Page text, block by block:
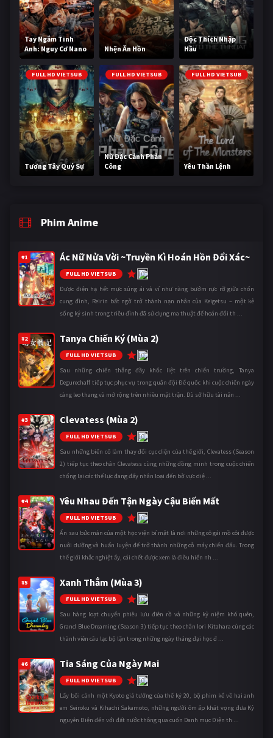
Tay Ngắm Tinh
Anh: Nguy Cơ Nano
Nhện Ăn Hồn
Độc Thích Nhập
Hầu
FULL HD VIETSUB
Tương Tây Quỷ Sự
FULL HD VIETSUB
Nữ Đặc Cảnh Phản
Công
FULL HD VIETSUB
Yêu Thần Lệnh
Phim Anime
#1 Ác Nữ Nửa Vời ~Truyền Kì Hoán Hồn Đổi Xác~
FULL HD VIETSUB 10
Được điện hạ hết mực sủng ái và ví như nàng bướm rực rỡ giữa chốn
cung đình, Reirin bất ngờ trở thành nạn nhân của Keigetsu – một kẻ
sống ký sinh trong triều đình đã sử dụng ma thuật để hoán đổi th ...
#2 Tanya Chiến Ký (Mùa 2)
FULL HD VIETSUB 10
Sau những chiến thắng đầy khốc liệt trên chiến trường, Tanya
Degurechaff tiếp tục phục vụ trong quân đội Đế quốc khi cuộc chiến ngày
càng leo thang và mở rộng trên nhiều mặt trận. Dù sở hữu tài năn ...
#3 Clevatess (Mùa 2)
FULL HD VIETSUB 10
Sau những biến cố làm thay đổi cục diện của thế giới, Clevatess (Season
2) tiếp tục theo chân Clevatess cùng những đồng minh trong cuộc chiến
chống lại các thế lực đang đẩy nhân loại đến bờ vực diệ ...
#4 Yêu Nhau Đến Tận Ngày Cậu Biến Mất
FULL HD VIETSUB 10
Ẩn sau bức màn của một học viện bí mật là nơi những cô gái mồ côi được
nuôi dưỡng và huấn luyện để trở thành những cỗ máy chiến đấu. Trong
thế giới khắc nghiệt ấy, cái chết được xem là điều hiển nh ...
#5 Xanh Thẳm (Mùa 3)
FULL HD VIETSUB 10
Sau hàng loạt chuyến phiêu lưu điên rồ và những kỷ niệm khó quên,
Grand Blue Dreaming (Season 3) tiếp tục theo chân Iori Kitahara cùng các
thành viên câu lạc bộ lặn trong những ngày tháng đại học đ ...
#6 Tia Sáng Của Ngày Mai
FULL HD VIETSUB 10
Lấy bối cảnh một Kyoto giả tưởng của thế kỷ 20, bộ phim kể về hai anh
em Seiroku và Kihachi Sakamoto, những người ôm ấp khát vọng đưa Kỷ
nguyên Điện đến với đất nước thông qua cuốn Danh mục Điện th ...